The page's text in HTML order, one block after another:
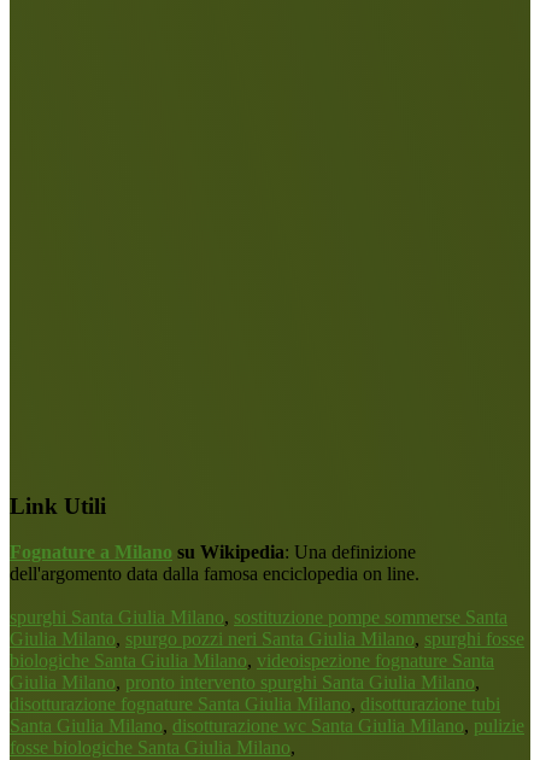
Link Utili
Fognature a Milano su Wikipedia: Una definizione
dell'argomento data dalla famosa enciclopedia on line.
spurghi Santa Giulia Milano, sostituzione pompe sommerse Santa
Giulia Milano, spurgo pozzi neri Santa Giulia Milano, spurghi fosse
biologiche Santa Giulia Milano, videoispezione fognature Santa
Giulia Milano, pronto intervento spurghi Santa Giulia Milano,
disotturazione fognature Santa Giulia Milano, disotturazione tubi
Santa Giulia Milano, disotturazione wc Santa Giulia Milano, pulizie
fosse biologiche Santa Giulia Milano,